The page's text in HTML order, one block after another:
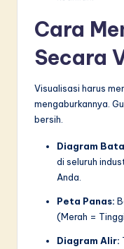
Cara
Secara
Visualisasi harus
mengaburkannya.
bersih.
Diagram
di seluruh
Anda.
Peta Panas:
(Merah =
Diagram Alir: